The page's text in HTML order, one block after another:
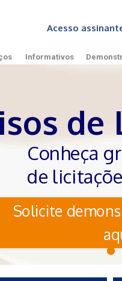
Acesso
Informativos
de
Conheça
de
Solicite